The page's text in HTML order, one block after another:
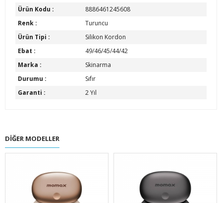
Ürün Kodu :
8886461245608
Renk :
Turuncu
Ürün Tipi :
Silikon Kordon
Ebat :
49/46/45/44/42
Marka :
Skinarma
Durumu :
Sıfır
Garanti :
2 Yıl
DIĞER MODELLER